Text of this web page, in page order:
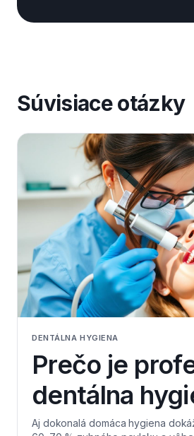
Súvisiace otázky
DENTÁLNA HYGIENA
Prečo je
dentálna
dôležitá, ak
Aj dokonalá domáca hygiena